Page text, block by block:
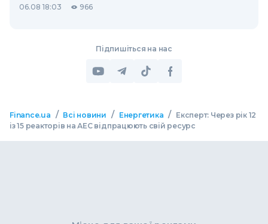
06.08 18:03 966
Підпишіться на нас
Finance.ua / Всі новини / Енергетика / Експерт: Через рік 12
із 15 реакторів на АЕС відпрацюють свій ресурс